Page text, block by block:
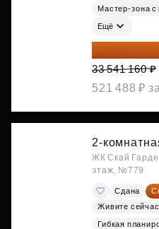
Мастер-зона с
Ещё
29 516 221
33 541 160 ₽
521 488 ₽
2-
ЖК Скай
этаж, №779
Сдана
Живите
Гибкая